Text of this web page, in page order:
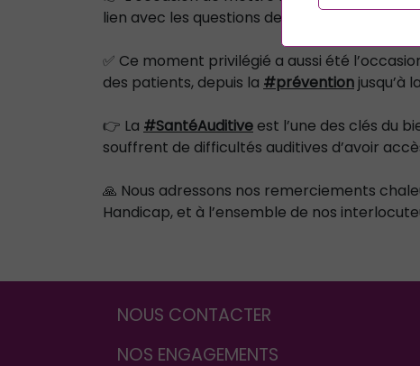
lien avec les questions de santé mentale et
✅ Ce moment privilégié a aussi été
des patients, depuis la #préventionjusqu’à la
👉 La #SantéAuditiveest l’une des clés du
souffrent de difficultés auditives d’avoir
🙏 Nous adressons nos remerciements
Handicap, et à l’ensemble de nos
NOUS CONTACTER
NOS ENGAGEMENTS